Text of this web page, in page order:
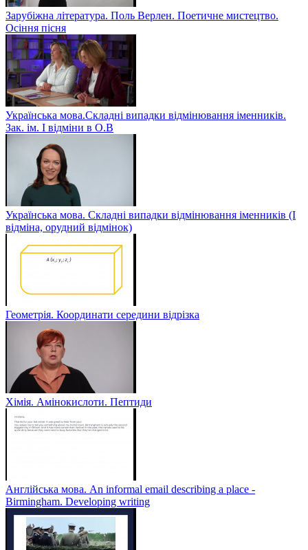
Зарубіжна література. Поль Верлен. Поетичне мистецтво.
Осіння пісня
Українська мова.Складні випадки відмінювання іменників.
Зак. ім. І відміни в О.В
Українська мова. Складні випадки відмінювання іменників (І
відміна, орудний відмінок)
Геометрія. Координати середини відрізка
Хімія. Амінокислоти. Пептиди
Англійська мова. An informal email describing a place -
Birmingham. Developing writing